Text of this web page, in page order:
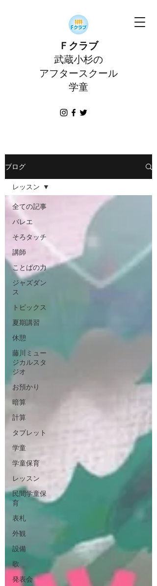
Ｆクラブ
武蔵小杉の
アフタースクール
学童
ブログ
全ての記事
バレエ
そろタッチ
講師
ことばの力
ジャズダン
ス
トピックス
夏期講習
休憩
藤川ミュー
ジカルスタ
ジオ
お預かり
暗算
計算
タブレット
学童
学童保育
レッスン
民間学童保
育
表札
外観
設備
歌
発表会
レッスン